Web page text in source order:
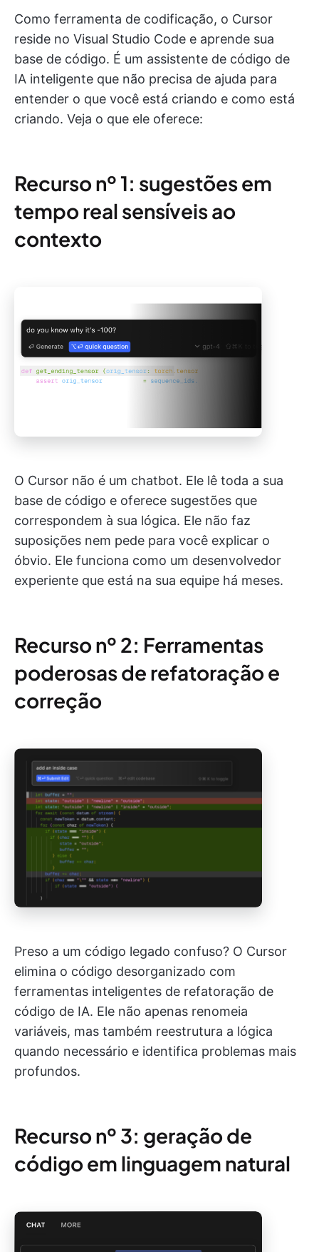
Como ferramenta de codificação, o Cursor
reside no Visual Studio Code e aprende sua
base de código. É um assistente de código de
IA inteligente que não precisa de ajuda para
entender o que você está criando e como está
criando. Veja o que ele oferece:
Recurso nº 1: sugestões em
tempo real sensíveis ao
contexto
O Cursor não é um chatbot. Ele lê toda a sua
base de código e oferece sugestões que
correspondem à sua lógica. Ele não faz
suposições nem pede para você explicar o
óbvio. Ele funciona como um desenvolvedor
experiente que está na sua equipe há meses.
Recurso nº 2: Ferramentas
poderosas de refatoração e
correção
Preso a um código legado confuso? O Cursor
elimina o código desorganizado com
ferramentas inteligentes de refatoração de
código de IA. Ele não apenas renomeia
variáveis, mas também reestrutura a lógica
quando necessário e identifica problemas mais
profundos.
Recurso nº 3: geração de
código em linguagem natural